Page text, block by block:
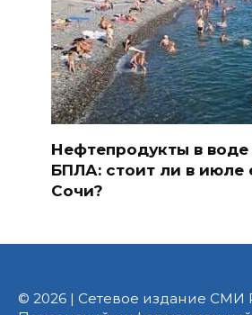
Нефтепродукты в воде
БПЛА: стоит ли в июле
Сочи?
© 2026 | Сетевое издание СМИ